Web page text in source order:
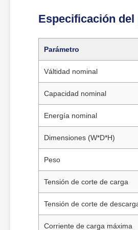
Especificación
Parámetro
Válti­dad nominal
Capacidad nominal
Energía nominal
Dimensiones (W*D*H)
Peso
Tensión de corte de carga
Tensión de corte de
Corriente de carga máxima